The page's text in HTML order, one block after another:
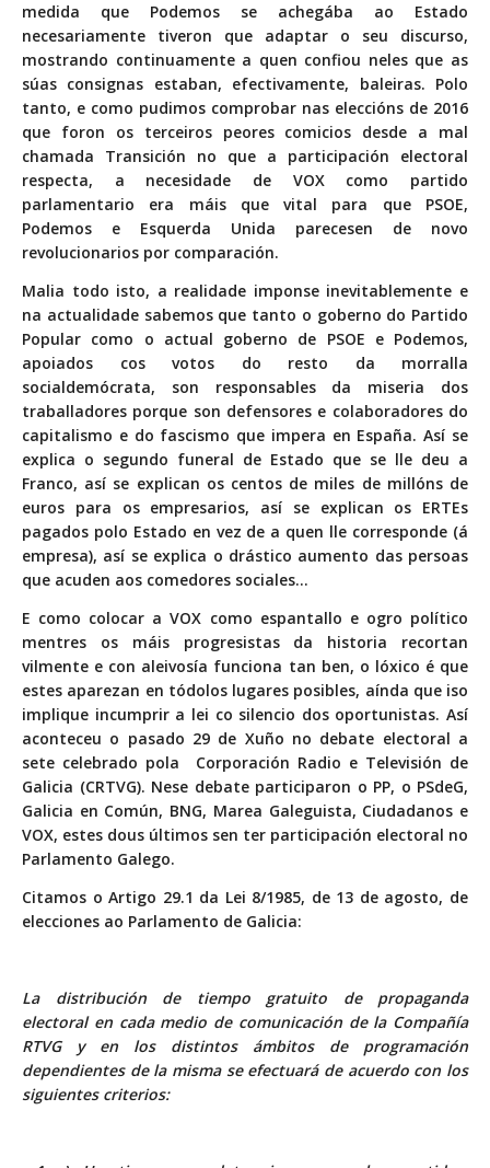
medida que Podemos se achegába ao Estado
necesariamente tiveron que adaptar o seu discurso,
mostrando continuamente a quen confiou neles que as
súas consignas estaban, efectivamente, baleiras. Polo
tanto, e como pudimos comprobar nas eleccións de 2016
que foron os terceiros peores comicios desde a mal
chamada Transición no que a participación electoral
respecta, a necesidade de VOX como partido
parlamentario era máis que vital para que PSOE,
Podemos e Esquerda Unida parecesen de novo
revolucionarios por comparación.
Malia todo isto, a realidade imponse inevitablemente e
na actualidade sabemos que tanto o goberno do Partido
Popular como o actual goberno de PSOE e Podemos,
apoiados cos votos do resto da morralla
socialdemócrata, son responsables da miseria dos
traballadores porque son defensores e colaboradores do
capitalismo e do fascismo que impera en España. Así se
explica o segundo funeral de Estado que se lle deu a
Franco, así se explican os centos de miles de millóns de
euros para os empresarios, así se explican os ERTEs
pagados polo Estado en vez de a quen lle corresponde (á
empresa), así se explica o drástico aumento das persoas
que acuden aos comedores sociales…
E como colocar a VOX como espantallo e ogro político
mentres os máis progresistas da historia recortan
vilmente e con aleivosía funciona tan ben, o lóxico é que
estes aparezan en tódolos lugares posibles, aínda que iso
implique incumprir a lei co silencio dos oportunistas. Así
aconteceu o pasado 29 de Xuño no debate electoral a
sete celebrado pola Corporación Radio e Televisión de
Galicia (CRTVG). Nese debate participaron o PP, o PSdeG,
Galicia en Común, BNG, Marea Galeguista, Ciudadanos e
VOX, estes dous últimos sen ter participación electoral no
Parlamento Galego.
Citamos o Artigo 29.1 da Lei 8/1985, de 13 de agosto, de
elecciones ao Parlamento de Galicia:
La distribución de tiempo gratuito de propaganda
electoral en cada medio de comunicación de la Compañía
RTVG y en los distintos ámbitos de programación
dependientes de la misma se efectuará de acuerdo con los
siguientes criterios: